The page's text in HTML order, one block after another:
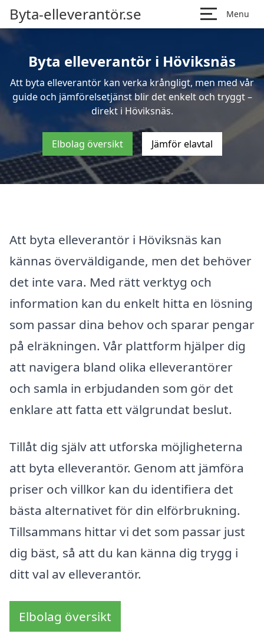
Byta-elleverantör.se Menu
Byta elleverantör i Höviksnäs
Att byta elleverantör kan verka krångligt, men med vår
guide och jämförelsetjänst blir det enkelt och tryggt –
direkt i Höviksnäs.
Elbolag översikt Jämför elavtal
Att byta elleverantör i Höviksnäs kan
kännas överväldigande, men det behöver
det inte vara. Med rätt verktyg och
information kan du enkelt hitta en lösning
som passar dina behov och sparar pengar
på elräkningen. Vår plattform hjälper dig
att navigera bland olika elleverantörer
och samla in erbjudanden som gör det
enklare att fatta ett välgrundat beslut.
Tillåt dig själv att utforska möjligheterna
att byta elleverantör. Genom att jämföra
priser och villkor kan du identifiera det
bästa alternativet för din elförbrukning.
Tillsammans hittar vi det som passar just
dig bäst, så att du kan känna dig trygg i
ditt val av elleverantör.
Elbolag översikt